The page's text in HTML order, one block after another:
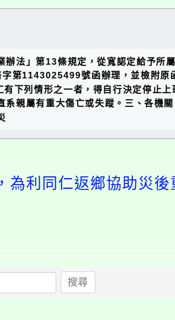
法」第13條規定，從寬認定給予所
第1143025499號函辦理，並檢附原
下列情形之一者，得自行決定停止
親屬有重大傷亡或失蹤。三、各機
利同仁返鄉協助災後
搜尋